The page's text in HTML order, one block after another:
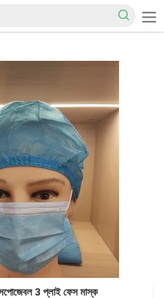
3 প্লাই ফেস মাস্ক